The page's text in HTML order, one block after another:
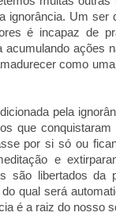
ignorância. Um ser
é incapaz de
acumulando ações
como
pela
que conquistaram
por si só ou
e
são libertados da
qual será
é a raiz do nosso